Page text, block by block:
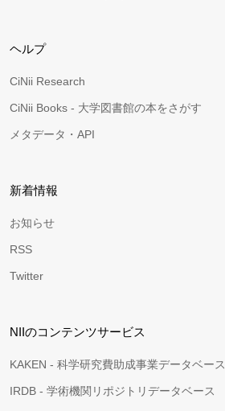
ヘルプ
CiNii Research
CiNii Books - 大学図書館の本をさがす
メタデータ・API
新着情報
お知らせ
RSS
Twitter
NIIのコンテンツサービス
KAKEN - 科学研究費助成事業データベース
IRDB - 学術機関リポジトリデータベース